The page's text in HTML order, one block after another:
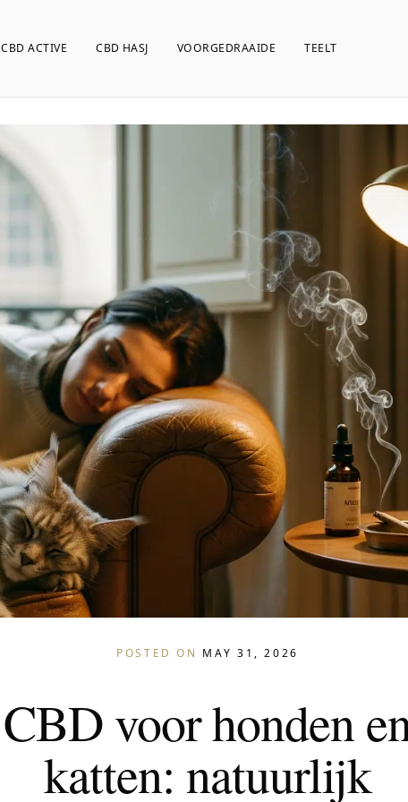
CBD ACTIVE CBD HASJ VOORGEDRAAIDE TEELT
POSTED ON MAY 31, 2026
CBD voor honden
katten: natuurlijk